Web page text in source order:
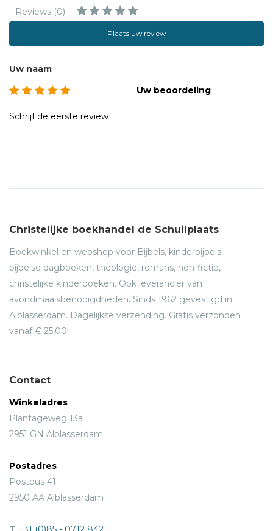
Reviews (0)
Plaats uw review
Uw naam
Uw beoordeling
Schrijf de eerste review
Christelijke boekhandel de Schuilplaats
Boekwinkel en webshop voor Bijbels, kinderbijbels,
bijbelse dagboeken, theologie, romans, non-fictie,
christelijke kinderboeken. Ook leverancier van
avondmaalsbenodigdheden. Sinds 1962 gevestigd in
Alblasserdam. Dagelijkse verzending. Gratis verzonden
vanaf € 25,00.
Contact
Winkeladres
Plantageweg 13a
2951 GN Alblasserdam
Postadres
Postbus 41
2950 AA Alblasserdam